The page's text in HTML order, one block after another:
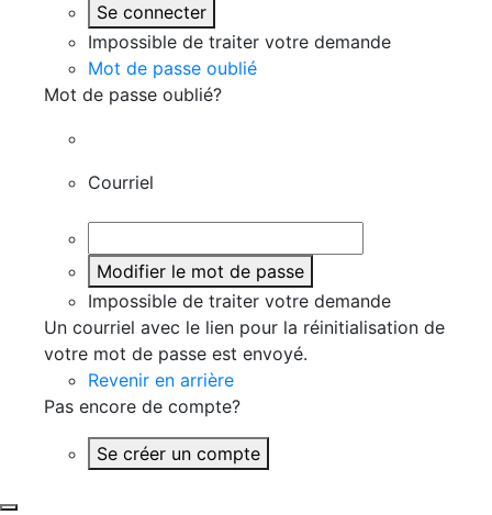
Se connecter
Impossible de traiter votre demande
Mot de passe oublié
Mot de passe oublié?
Courriel
Modifier le mot de passe
Impossible de traiter votre demande
Un courriel avec le lien pour la réinitialisation de
votre mot de passe est envoyé.
Revenir en arrière
Pas encore de compte?
Se créer un compte